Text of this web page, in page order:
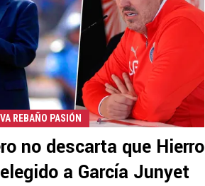
REBAÑO PASIÓN
no descarta que Hierro
a García Junyet